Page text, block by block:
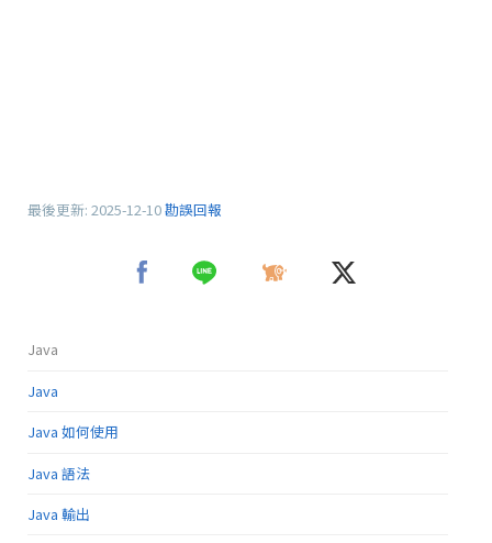
最後更新: 2025-12-10勘誤回報
Java
Java
Java 如何使用
Java 語法
Java 輸出